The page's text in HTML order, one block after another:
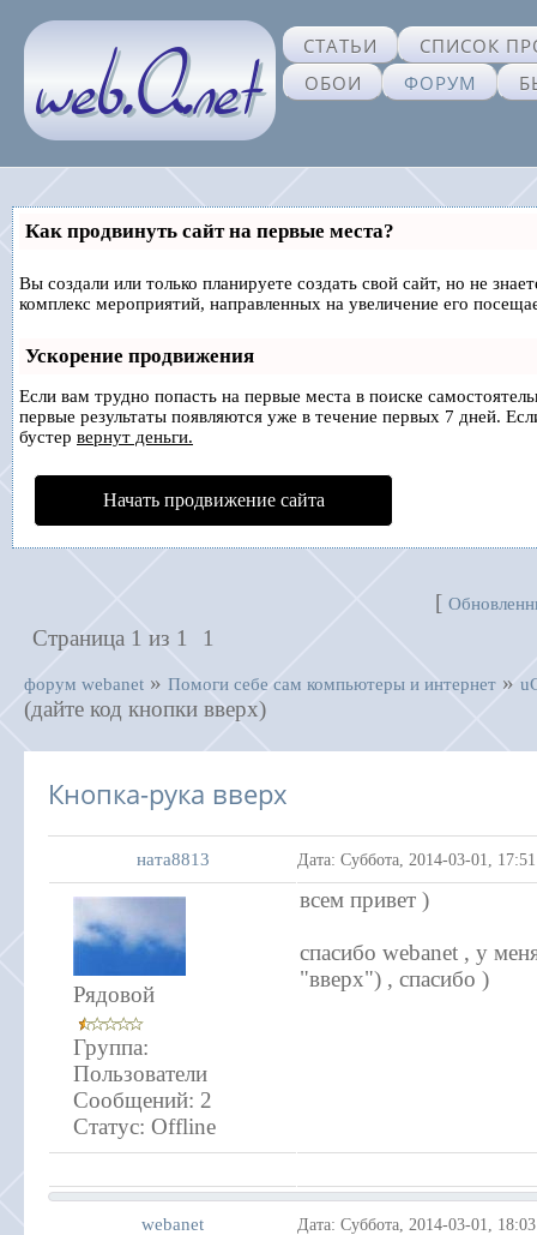
СТАТЬИ
СПИСОК
ОБОИ
ФОРУМ
Как продвинуть сайт на первые места?
Вы создали или только планируете создать свой сайт, но не
комплекс мероприятий, направленных на увеличение его
Ускорение продвижения
Если вам трудно попасть на первые места в поиске
первые результаты появляются уже в течение первых 7 дней.
бустер вернут деньги.
Начать продвижение сайта
[
Страница 1 из 1 1
форум webanet » Помоги себе сам компьютеры и интернет »
(дайте код кнопки вверх)
Кнопка-рука вверх
ната8813 Дата: Суббота, 2014-03-01,
Рядовой
Группа:
Пользователи
Сообщений: 2
Статус: Offline
всем привет )
спасибо webanet , у
"вверх") , спасибо )
webanet Дата: Суббота, 2014-03-01,